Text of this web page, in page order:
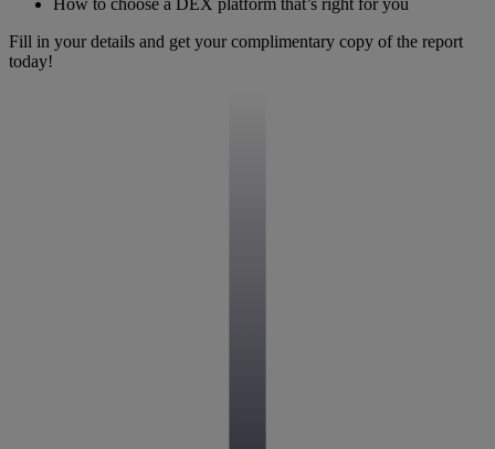
Fill in your details and get your complimentary copy of the report
today!